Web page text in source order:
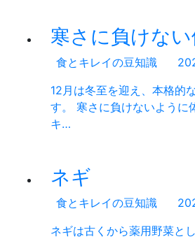
寒さに負けない
食とキレイの豆知識
12月は冬至を迎え、本格的
す。 寒さに負けないように
キ…
ネギ
食とキレイの豆知識
ネギは古くから薬用野菜と